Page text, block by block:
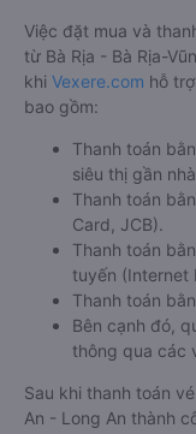
Việc đặt mua và
từ Bà Rịa - Bà Rịa-
khi Vexere.com hỗ
bao gồm:
Thanh toán
siêu thị gần
Thanh toán
Card, JCB).
Thanh toán
tuyến (Internet
Thanh toán
Bên cạnh đó,
thông qua các
Sau khi thanh toán
An - Long An thành